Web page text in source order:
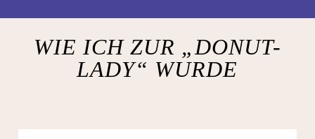
WIE ICH ZUR „DONUT-
LADY“ WURDE